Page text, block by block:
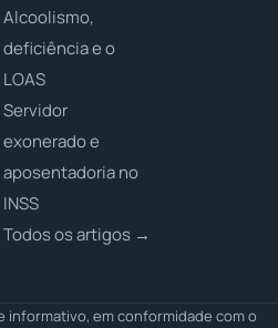
Alcoolismo,
deficiência e o
LOAS
Servidor
exonerado e
aposentadoria no
INSS
Todos os artigos →
em conformidade com o